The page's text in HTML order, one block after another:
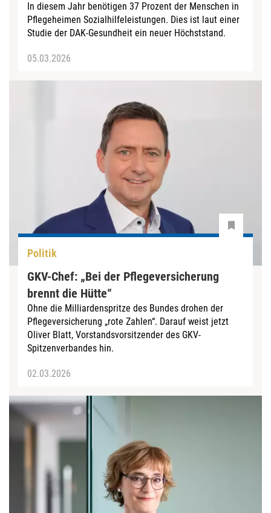
In diesem Jahr benötigen 37 Prozent der Menschen in
Pflegeheimen Sozialhilfeleistungen. Dies ist laut einer
Studie der DAK-Gesundheit ein neuer Höchststand.
05.03.2026
Politik
GKV-Chef: „Bei der Pflegeversicherung
brennt die Hütte“
Ohne die Milliardenspritze des Bundes drohen der
Pflegeversicherung „rote Zahlen“. Darauf weist jetzt
Oliver Blatt, Vorstandsvorsitzender des GKV-
Spitzenverbandes hin.
02.03.2026